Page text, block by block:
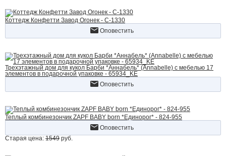
Коттедж Конфетти Завод Огонек - С-1330
Оповестить
Трехэтажный дом для кукол Барби *Аннабель* (Annabelle) с мебелью 17
элементов в подарочной упаковке - 65934_KE
Оповестить
Теплый комбинезончик ZAPF BABY born *Единорог* - 824-955
Оповестить
Старая цена: 1549 руб.